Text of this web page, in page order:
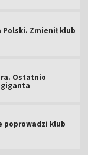
Zmienił klub
Ostatnio
poprowadzi klub